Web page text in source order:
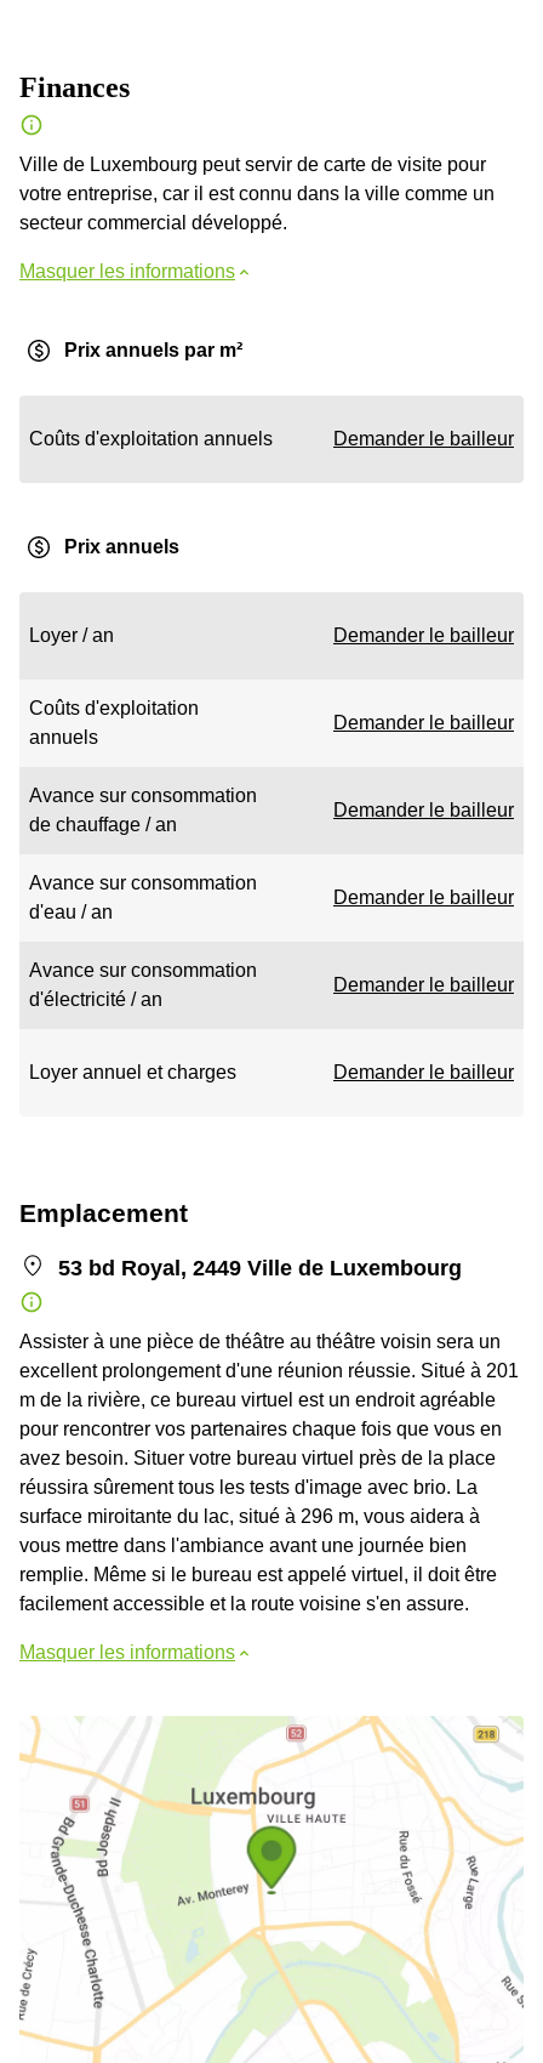
Finances
Ville de Luxembourg peut servir de carte de visite pour
votre entreprise, car il est connu dans la ville comme un
secteur commercial développé.
Masquer les informations
Prix annuels par m²
Coûts d'exploitation annuels Demander le bailleur
Prix annuels
Loyer / an Demander le bailleur
Coûts d'exploitation
annuels
Demander le bailleur
Avance sur consommation
de chauffage / an
Demander le bailleur
Avance sur consommation
d'eau / an
Demander le bailleur
Avance sur consommation
d'électricité / an
Demander le bailleur
Loyer annuel et charges Demander le bailleur
Emplacement
53 bd Royal, 2449 Ville de Luxembourg
Assister à une pièce de théâtre au théâtre voisin sera un
excellent prolongement d'une réunion réussie. Situé à 201
m de la rivière, ce bureau virtuel est un endroit agréable
pour rencontrer vos partenaires chaque fois que vous en
avez besoin. Situer votre bureau virtuel près de la place
réussira sûrement tous les tests d'image avec brio. La
surface miroitante du lac, situé à 296 m, vous aidera à
vous mettre dans l'ambiance avant une journée bien
remplie. Même si le bureau est appelé virtuel, il doit être
facilement accessible et la route voisine s'en assure.
Masquer les informations